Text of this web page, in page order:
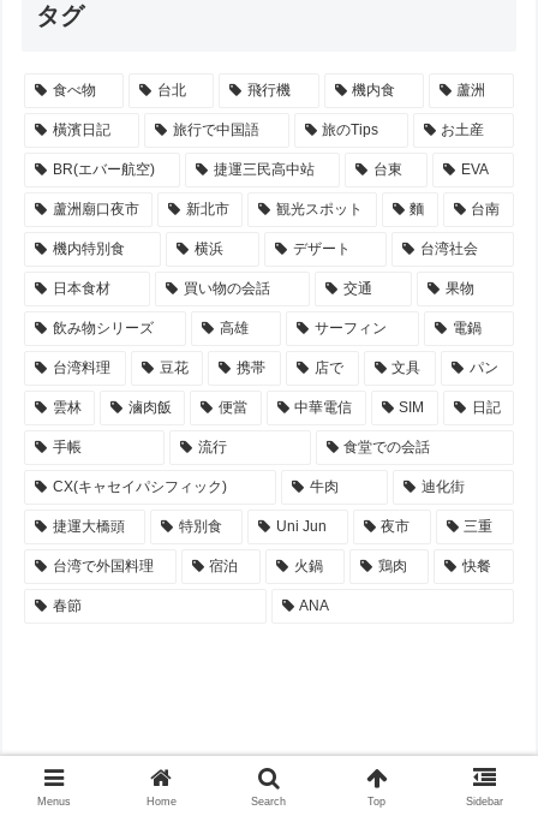
タグ
食べ物 台北 飛行機 機内食 蘆洲
橫濱日記 旅行で中国語 旅のTips お土産
BR(エバー航空) 捷運三民高中站 台東 EVA
蘆洲廟口夜市 新北市 観光スポット 麵 台南
機内特別食 横浜 デザート 台湾社会
日本食材 買い物の会話 交通 果物
飲み物シリーズ 高雄 サーフィン 電鍋
台湾料理 豆花 携帯 店で 文具 パン
雲林 滷肉飯 便當 中華電信 SIM 日記
手帳 流行 食堂での会話
CX(キャセイパシフィック) 牛肉 迪化街
捷運大橋頭 特別食 Uni Jun 夜市 三重
台湾で外国料理 宿泊 火鍋 鶏肉 快餐
春節 ANA
Menus Home Search Top Sidebar